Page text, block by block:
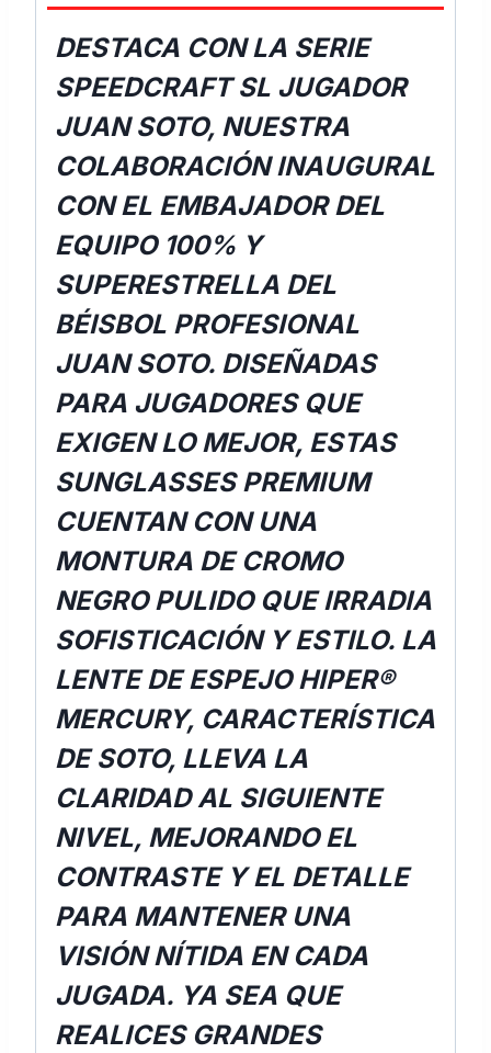
DESTACA CON LA SERIE
SPEEDCRAFT SL JUGADOR
JUAN SOTO, NUESTRA
COLABORACIÓN INAUGURAL
CON EL EMBAJADOR DEL
EQUIPO 100% Y
SUPERESTRELLA DEL
BÉISBOL PROFESIONAL
JUAN SOTO. DISEÑADAS
PARA JUGADORES QUE
EXIGEN LO MEJOR, ESTAS
SUNGLASSES PREMIUM
CUENTAN CON UNA
MONTURA DE CROMO
NEGRO PULIDO QUE IRRADIA
SOFISTICACIÓN Y ESTILO. LA
LENTE DE ESPEJO HIPER®
MERCURY, CARACTERÍSTICA
DE SOTO, LLEVA LA
CLARIDAD AL SIGUIENTE
NIVEL, MEJORANDO EL
CONTRASTE Y EL DETALLE
PARA MANTENER UNA
VISIÓN NÍTIDA EN CADA
JUGADA. YA SEA QUE
REALICES GRANDES